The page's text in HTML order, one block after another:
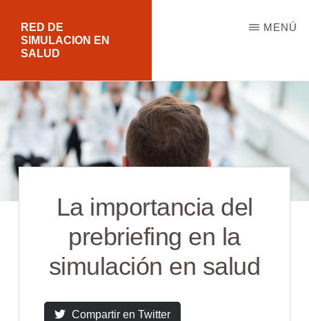
contenido
principal
RED DE
SIMULACION EN
SALUD
MENÚ
La importancia del
prebriefing en la
simulación en salud
Compartir en Twitter